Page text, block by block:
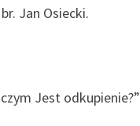
Jan Osiecki.
Jest odkupienie?”